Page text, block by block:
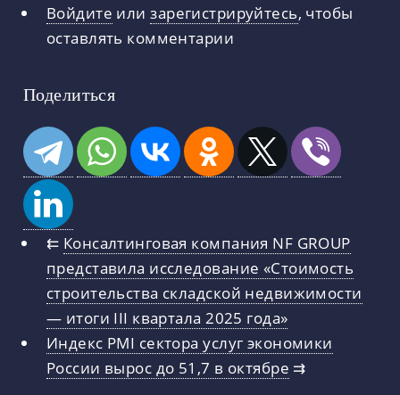
Войдите илизарегистрируйтесь, чтобы
оставлять комментарии
Поделиться
⇇ Консалтинговая компания NF GROUP
представила исследование «Стоимость
строительства складской недвижимости
— итоги III квартала 2025 года»
Индекс PMI сектора услуг экономики
России вырос до 51,7 в октябре ⇉